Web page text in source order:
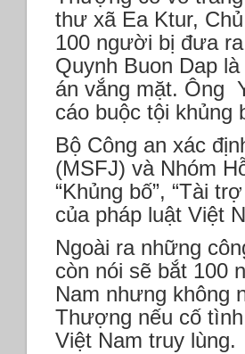
thư xã Ea Ktur,
100 người bị đưa
Quynh Buon Dap
án vắng mặt. Ông
cáo buộc tội khủng
Bộ Công an xác
(MSFJ) và Nhóm
“Khủng bố”, “Tài
của pháp luật Việt
Ngoài ra những
còn nói sẽ bắt 100
Nam nhưng không
Thượng nếu cố
Việt Nam truy lùng.